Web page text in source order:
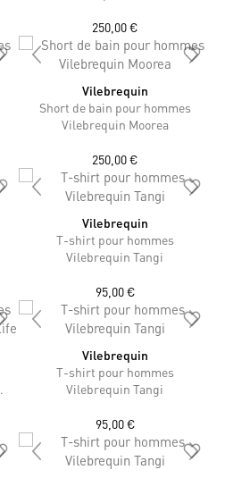
250,00 €
Vilebrequin
Short de bain pour hommes
Vilebrequin Moorea
250,00 €
Vilebrequin
T-shirt pour hommes
Vilebrequin Tangi
95,00 €
Vilebrequin
T-shirt pour hommes
Vilebrequin Tangi
95,00 €